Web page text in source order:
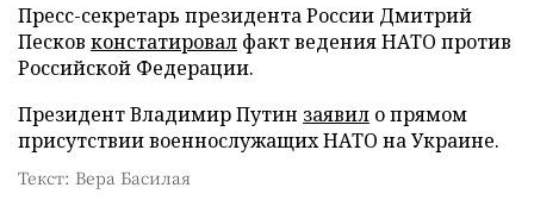
Пресс-секретарь президента России Дмитрий
Песков констатировал факт ведения НАТО против
Российской Федерации.
Президент Владимир Путин заявил о прямом
присутствии военнослужащих НАТО на Украине.
Текст: Вера Басилая